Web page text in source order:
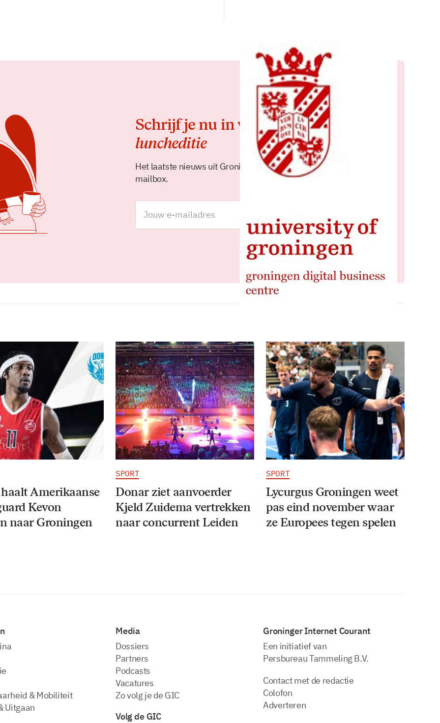
Schrijf je nu in voor de
luncheditie
Het laatste nieuws uit Groningen elke middag in je
mailbox.
Amerikaanse
Kevon
naar Groningen
SPORT
Donar ziet aanvoerder
Kjeld Zuidema vertrekken
naar concurrent Leiden
SPORT
Lycurgus Groningen weet
pas eind november waar
ze Europees tegen spelen
& Mobiliteit
Uitgaan
Media
dossiers
partners
podcasts
vacatures
zo volg je de GIC
Volg de GIC
Groninger Internet Courant
Een initiatief van
Persbureau Tammeling B.V.
Contact met de redactie
Colofon
Adverteren